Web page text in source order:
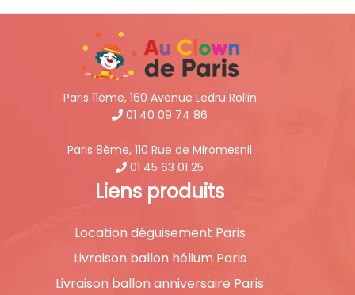
Paris 11ème, 160 Avenue Ledru Rollin
01 40 09 74 86
Paris 8ème, 110 Rue de Miromesnil
01 45 63 01 25
Liens produits
Location déguisement Paris
Livraison ballon hélium Paris
Livraison ballon anniversaire Paris